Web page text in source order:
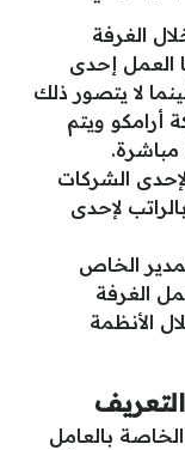
الغرفة
العمل إحدى
لا يتصور ذلك
أرامكو ويتم
مباشرة.
الشركات
لإحدى
الخاص
الغرفة
الأنظمة
بالعامل